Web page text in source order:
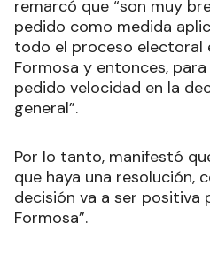
remarcó que “son muy
pedido como medida
todo el proceso electoral
Formosa y entonces,
pedido velocidad en la
general”.
Por lo tanto, manifestó
que haya una resolución,
decisión va a ser positiva
Formosa”.